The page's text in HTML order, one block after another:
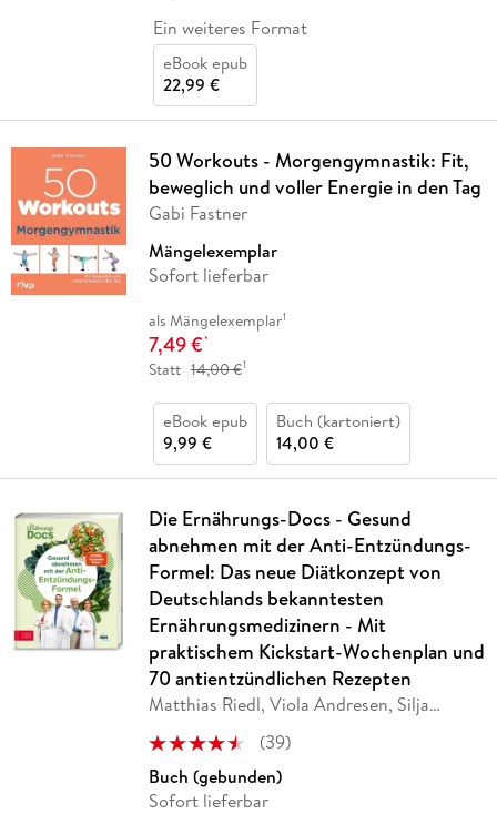
Ein weiteres Format
eBook epub
22,99 €
50 Workouts - Morgengymnastik: Fit,
beweglich und voller Energie in den Tag
Gabi Fastner
Mängelexemplar
Sofort lieferbar
als Mängelexemplar1
7,49 €*
Statt 14,00 €1
eBook epub
9,99 €
Buch (kartoniert)
14,00 €
Die Ernährungs-Docs - Gesund
abnehmen mit der Anti-Entzündungs-
Formel: Das neue Diätkonzept von
Deutschlands bekanntesten
Ernährungsmedizinern - Mit
praktischem Kickstart-Wochenplan und
70 antientzündlichen Rezepten
Matthias Riedl, Viola Andresen, Silja
(39)
Buch (gebunden)
Sofort lieferbar